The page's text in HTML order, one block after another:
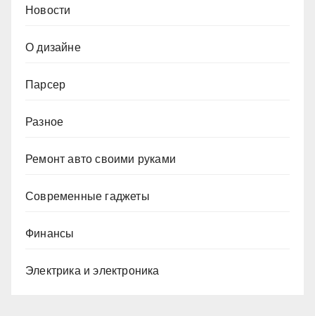
Новости
О дизайне
Парсер
Разное
Ремонт авто своими руками
Современные гаджеты
Финансы
Электрика и электроника